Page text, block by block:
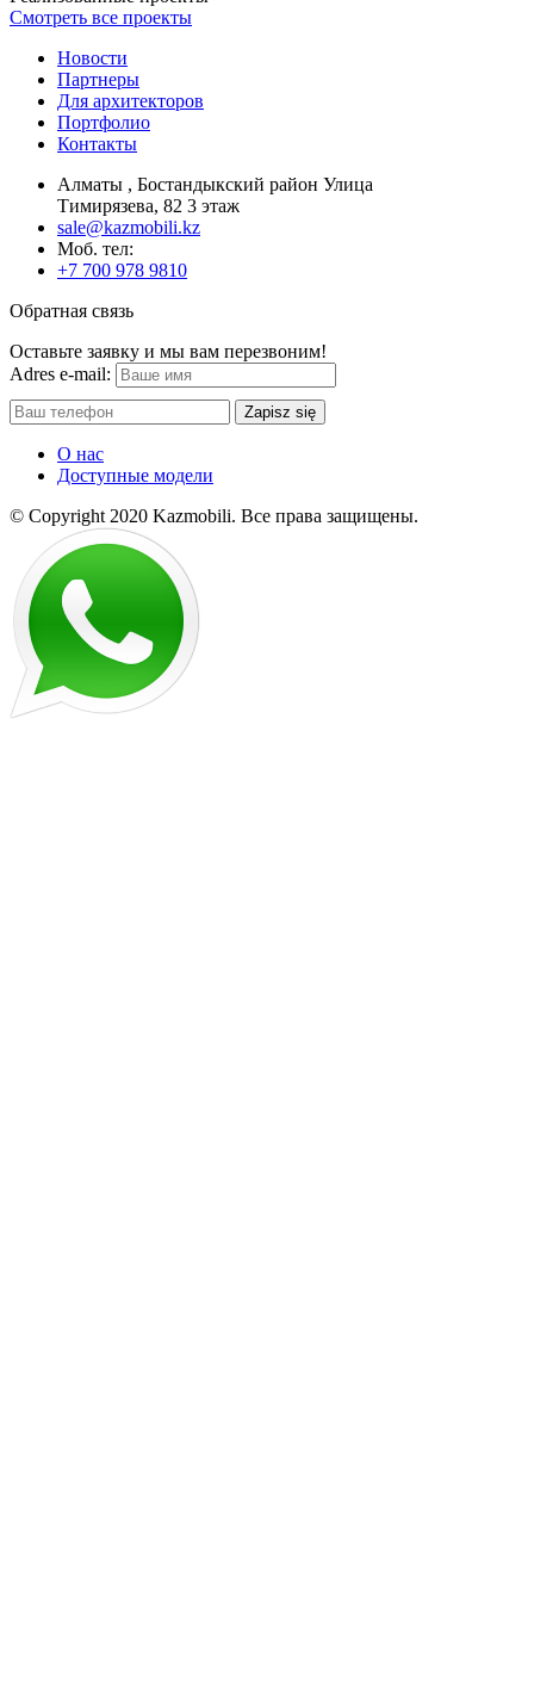
Смотреть все проекты
Новости
Партнеры
Для архитекторов
Портфолио
Контакты
Алматы , Бостандыкский район Улица
Тимирязева, 82 3 этаж
sale@kazmobili.kz
Moб. тел:
+7 700 978 9810
Обратная связь
Оставьте заявку и мы вам перезвоним!
Adres e-mail:
Zapisz się
О нас
Доступные модели
© Copyright 2020 Kazmobili. Все права защищены.